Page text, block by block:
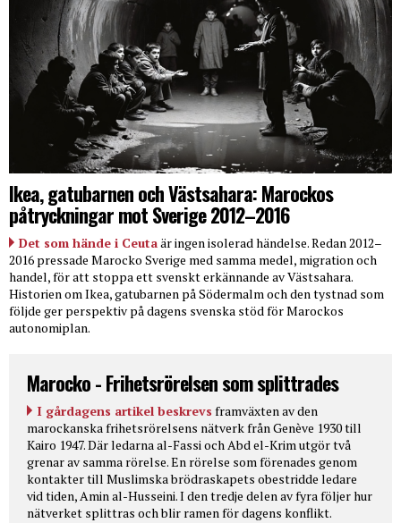
Ikea, gatubarnen och Västsahara: Marockos
påtryckningar mot Sverige 2012–2016
Det som hände i Ceutaär ingen isolerad händelse. Redan 2012–
2016 pressade Marocko Sverige med samma medel, migration och
handel, för att stoppa ett svenskt erkännande av Västsahara.
Historien om Ikea, gatubarnen på Södermalm och den tystnad som
följde ger perspektiv på dagens svenska stöd för Marockos
autonomiplan.
Marocko - Frihetsrörelsen som splittrades
I gårdagens artikel beskrevs framväxten av den
marockanska frihetsrörelsens nätverk från Genève 1930 till
Kairo 1947. Där ledarna al-Fassi och Abd el-Krim utgör två
grenar av samma rörelse. En rörelse som förenades genom
kontakter till Muslimska brödraskapets obestridde ledare
vid tiden, Amin al-Husseini. I den tredje delen av fyra följer hur
nätverket splittras och blir ramen för dagens konflikt.